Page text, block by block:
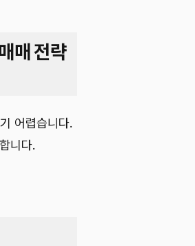
매 전략
어렵습니다.
니다.